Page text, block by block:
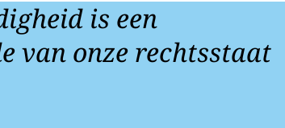
is een
van onze rechtsstaat